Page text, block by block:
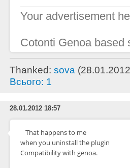
Your advertisement
Cotonti Genoa based
Thanked: sova
Всього: 1
28.01.2012 18:57
That happens to me
when you uninstall the plugin
Compatibilitywith genoa.